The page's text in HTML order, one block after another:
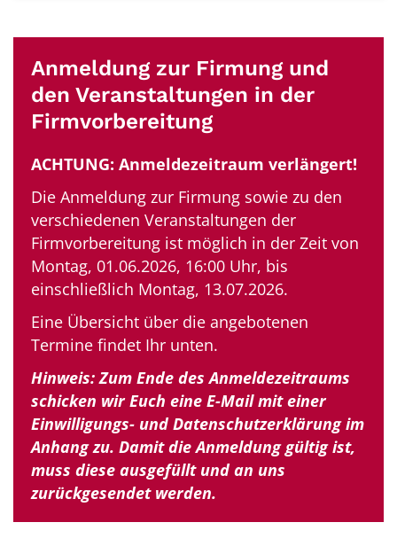
Anmeldung zur Firmung und
den Veranstaltungen in der
Firmvorbereitung
ACHTUNG: Anmeldezeitraum verlängert!
Die Anmeldung zur Firmung sowie zu den
verschiedenen Veranstaltungen der
Firmvorbereitung ist möglich in der Zeit von
Montag, 01.06.2026, 16:00 Uhr, bis
einschließlich Montag, 13.07.2026.
Eine Übersicht über die angebotenen
Termine findet Ihr unten.
Hinweis: Zum Ende des Anmeldezeitraums
schicken wir Euch eine E-Mail mit einer
Einwilligungs- und Datenschutzerklärung im
Anhang zu. Damit die Anmeldung gültig ist,
muss diese ausgefüllt und an uns
zurückgesendet werden.